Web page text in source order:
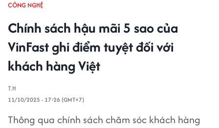
CÔNG NGHỆ
Chính sách hậu mãi 5 sao của
VinFast ghi điểm tuyệt đối với
khách hàng Việt
T.H
11/10/2025 - 17:26 (GMT+7)
Thông qua chính sách chăm sóc khách hàng